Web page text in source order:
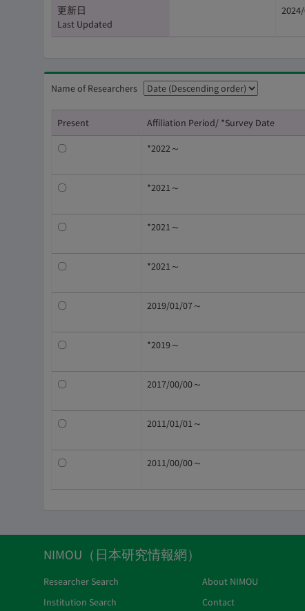
更新日
Last Updated
Name of Researchers
Present Affiliation Period/ *Survey Date
〇 *2022～
〇 *2021～
〇 *2021～
〇 *2021～
〇 2019/01/07～
〇 *2019～
〇 2017/00/00～
〇 2011/01/01～
〇 2011/00/00～
NIMOU（日本研究情報網）
Researcher Search
About NIMOU
Institution Search
Contact